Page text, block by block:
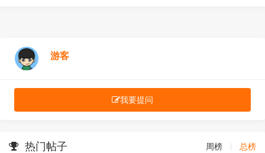
游客
我要提问
热门帖子 周榜 总榜